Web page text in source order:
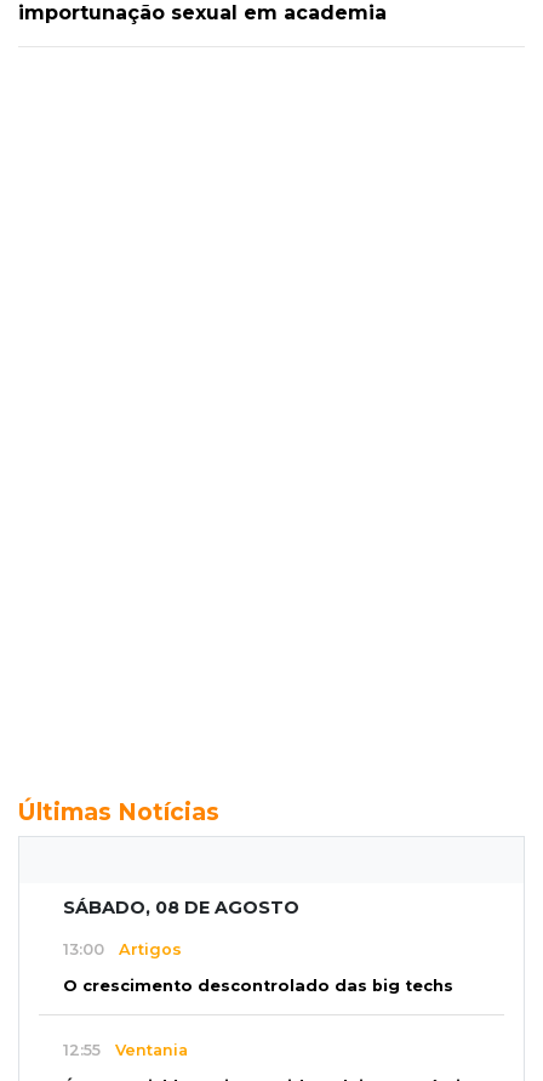
importunação sexual em academia
Últimas Notícias
SÁBADO, 08 DE AGOSTO
13:00 Artigos
O crescimento descontrolado das big techs
12:55 Ventania